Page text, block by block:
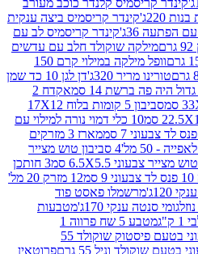
קלנדר כוכב מעורב
קינדר קריסמיס ביצה ענקית
קינדר קריסמיס לב עם
שוקולד חלב עם עדשים
וופל מילקה במילוי קרם 150
320ג'
דן לגן 10 כד שמן
14 סמ
אקדח 2
סביבון 5 קומות בלוח 17X12
10 כלי דמוי נורה למילוי עם
מארז 3 מזרקים
4 סביבון טוש מצייר
3 חותכן
12 מזרק 20 מל'
פאסט פוד
170ג'
מטבעות
מטבע 5 שח פרווה 1
פרוטאין פרו-חטיף חלבון טבעוני בטעם פיסטוק שוקולד 55
55 גרם
פרוטאין